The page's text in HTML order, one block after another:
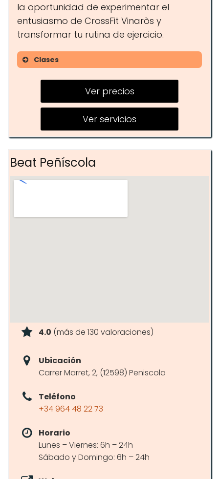
la oportunidad de experimentar el
entusiasmo de CrossFit Vinaròs y
transformar tu rutina de ejercicio.
Clases
Clases de CrossFit
Entrenamientos personalizados
Actividades grupales
Ver precios
Ver servicios
Beat Peñíscola
4.0 (más de 130 valoraciones)
Ubicación
Carrer Marret, 2, (12598) Peniscola
Teléfono
+34 964 48 22 73
Horario
Lunes – Viernes: 6h – 24h
Sábado y Domingo: 6h – 24h